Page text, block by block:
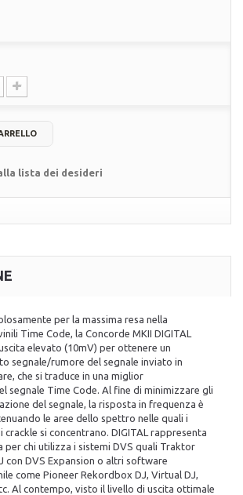
lista dei desideri
per la massima resa nella
Time Code, la Concorde MKII DIGITAL
elevato (10mV) per ottenere un
segnale/rumore del segnale inviato in
che si traduce in una miglior
segnale Time Code. Al fine di minimizzare gli
del segnale, la risposta in frequenza è
le aree dello spettro nelle quali i
si concentrano. DIGITAL rappresenta
per chi utilizza i sistemi DVS quali Traktor
con DVS Expansion o altri software
come Pioneer Rekordbox DJ, Virtual DJ,
Al contempo, visto il livello di uscita ottimale